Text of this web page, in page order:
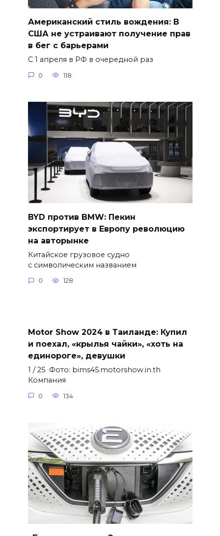
Американский стиль вождения: В
США не устраивают получение прав
в бег с барьерами
С 1 апреля в РФ в очередной раз
0 118
BYD против BMW: Пекин
экспортирует в Европу революцию
на авторынке
Китайское грузовое судно
с символическим названием
0 128
Motor Show 2024 в Таиланде: Купил
и поехал, «крылья чайки», «хоть на
единороге», девушки
1 / 25 Фото: bims45.motorshow.in.th
Компания
0 134